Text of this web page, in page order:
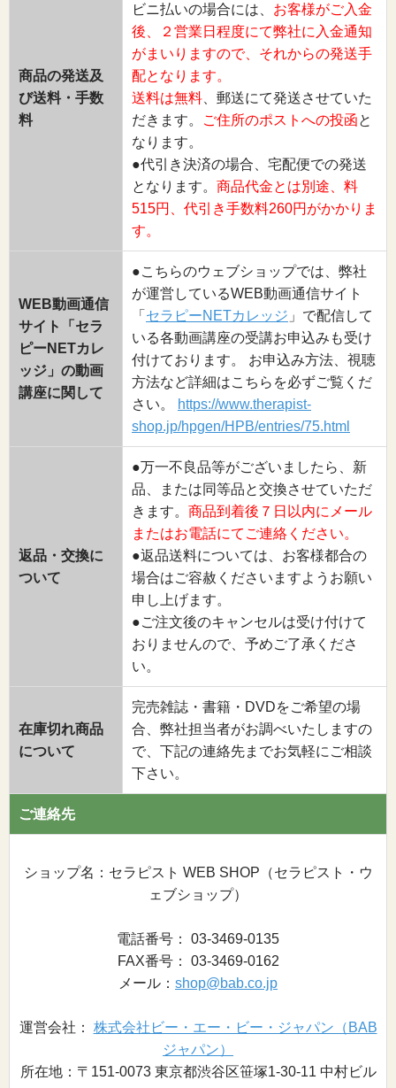
商品の発送及
び送料・手数
料
ビニ払いの場合には、 お客様がご入金
後、２営業日程度にて弊社に入金通知
がまいりますので、それからの発送手
配となります。
送料は無料 、郵送にて発送させていた
だきます。
ご住所のポストへの投函と
なります。
●代引き決済の場合、宅配便での発送
となります。 商品代金とは別途、料
515円、代引き手数料260円がかかりま
す。
WEB動画通信
サイト「セラ
ピーNETカレ
ッジ」の動画
講座に関して
●こちらのウェブショップでは、弊社
が運営しているWEB動画通信サイト
「 セラピーNETカレッジ 」で配信して
いる各動画講座の受講お申込みも受け
付けております。 お申込み方法、視聴
方法など詳細はこちらを必ずご覧くだ
さい。
https://www.therapist-
shop.jp/hpgen/HPB/entries/75.html
返品・交換に
ついて
●万一不良品等がございましたら、新
品、または同等品と交換させていただ
きます。 商品到着後７日以内にメール
またはお電話にてご連絡ください。
●返品送料については、お客様都合の
場合はご容赦くださいますようお願い
申し上げます。
●ご注文後のキャンセルは受け付けて
おりませんので、予めご了承くださ
い。
在庫切れ商品
について
完売雑誌・書籍・DVDをご希望の場
合、弊社担当者がお調べいたしますの
で、下記の連絡先までお気軽にご相談
下さい。
ご連絡先
ショップ名：セラピスト WEB SHOP（セラピスト・ウ
ェブショップ）
電話番号： 03-3469-0135
FAX番号： 03-3469-0162
メール： shop@bab.co.jp
運営会社： 株式会社ビー・エー・ビー・ジャパン（BAB
ジャパン）
所在地：〒151-0073 東京都渋谷区笹塚1-30-11 中村ビル